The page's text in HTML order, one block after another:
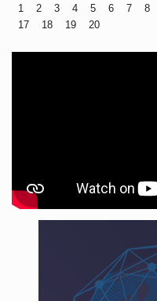
1 2 3 4 5 6 7 8
17
18 19 20